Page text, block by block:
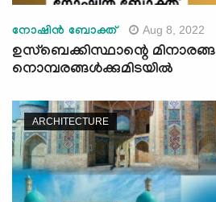
നോഷിൻ ബോക്ത് Aug 8, 2022
ഉസ്ബെക്കിസ്ഥാന്റെ
നൊമ്പരങ്ങൾക്കുമിടയിൽ
ARCHITECTURE